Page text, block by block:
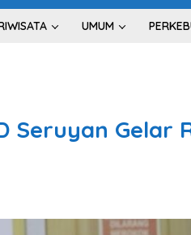
UMUM
Seruyan Gelar